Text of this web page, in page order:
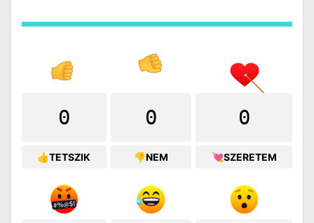
0
👍TETSZIK
0
👎NEM
0
💘SZERETEM